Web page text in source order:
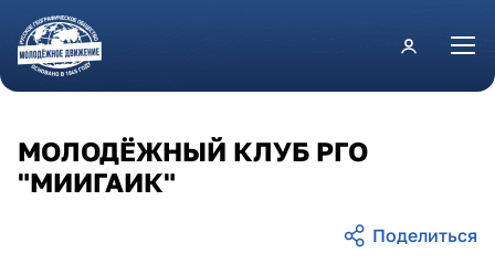
Перейти к основному содержанию
МОЛОДЁЖНЫЙ КЛУБ РГО
"МИИГАИК"